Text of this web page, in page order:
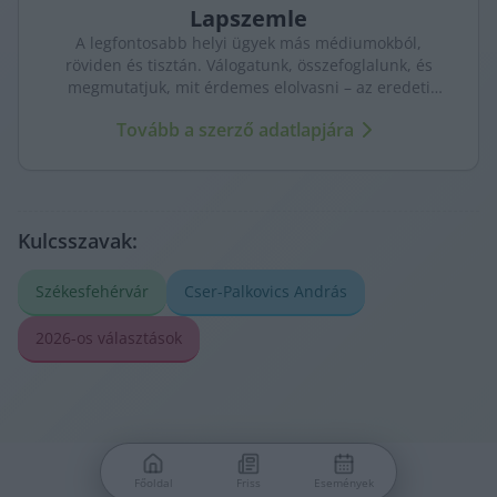
Lapszemle
A legfontosabb helyi ügyek más médiumokból,
röviden és tisztán. Válogatunk, összefoglalunk, és
megmutatjuk, mit érdemes elolvasni – az eredeti
Tovább a szerző adatlapjára
Kulcsszavak:
Székesfehérvár Cser-Palkovics András
2026-os választások
Főoldal Friss Események